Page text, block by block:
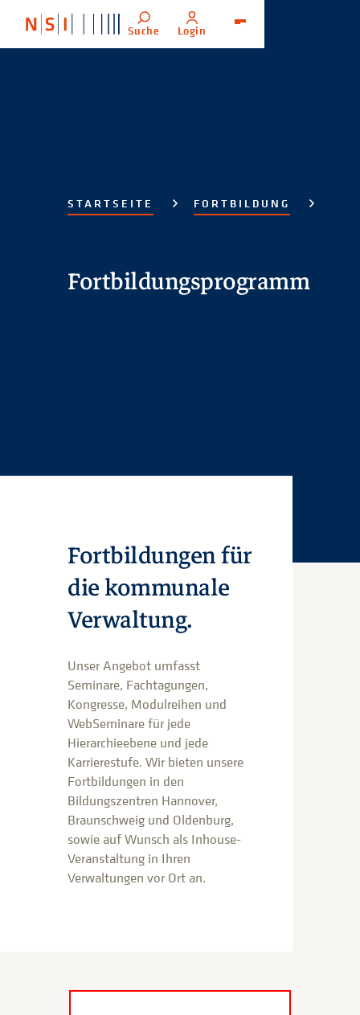
Suche Login
STARTSEITE FORTBILDUNG
Fortbildungsprogramm
Fortbildungen für
die kommunale
Verwaltung.
Unser Angebot umfasst
Seminare, Fachtagungen,
Kongresse, Modulreihen und
WebSeminare für jede
Hierarchieebene und jede
Karrierestufe. Wir bieten unsere
Fortbildungen in den
Bildungszentren Hannover,
Braunschweig und Oldenburg,
sowie auf Wunsch als Inhouse-
Veranstaltung in Ihren
Verwaltungen vor Ort an.